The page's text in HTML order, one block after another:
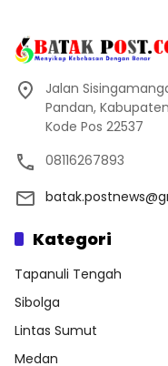
Jalan
Pandan,
Kode Pos 22537
08116267893
Kategori
Tapanuli Tengah
Sibolga
Lintas Sumut
Medan